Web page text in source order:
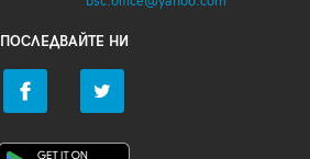
ПОСЛЕДВАЙТЕ НИ